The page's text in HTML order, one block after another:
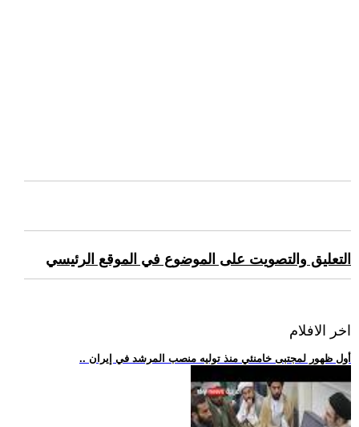
التعليق والتصويت على الموضوع في الموقع الرئيسي
اخر الافلام
.. أول ظهور لمجتبى خامنئي منذ توليه منصب المرشد في إيران